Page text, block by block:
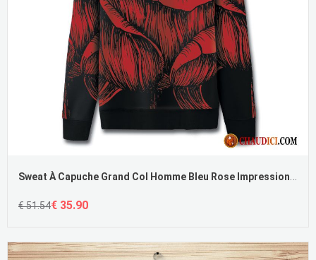
Sweat À Capuche Grand Col Homme Bleu Rose Impression Col Rond Hiver Longues Pas Cher
€ 51.54€ 35.90